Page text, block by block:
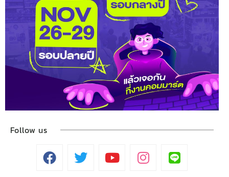
Follow us